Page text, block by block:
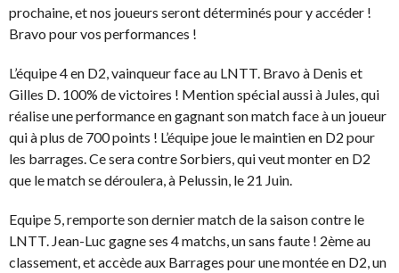
prochaine, et nos joueurs seront déterminés pour y accéder !
Bravo pour vos performances !
L’équipe 4 en D2, vainqueur face au LNTT. Bravo à Denis et
Gilles D. 100% de victoires ! Mention spécial aussi à Jules, qui
réalise une performance en gagnant son match face à un joueur
qui à plus de 700 points ! L’équipe joue le maintien en D2 pour
les barrages. Ce sera contre Sorbiers, qui veut monter en D2
que le match se déroulera, à Pelussin, le 21 Juin.
Equipe 5, remporte son dernier match de la saison contre le
LNTT. Jean-Luc gagne ses 4 matchs, un sans faute ! 2ème au
classement, et accède aux Barrages pour une montée en D2, un